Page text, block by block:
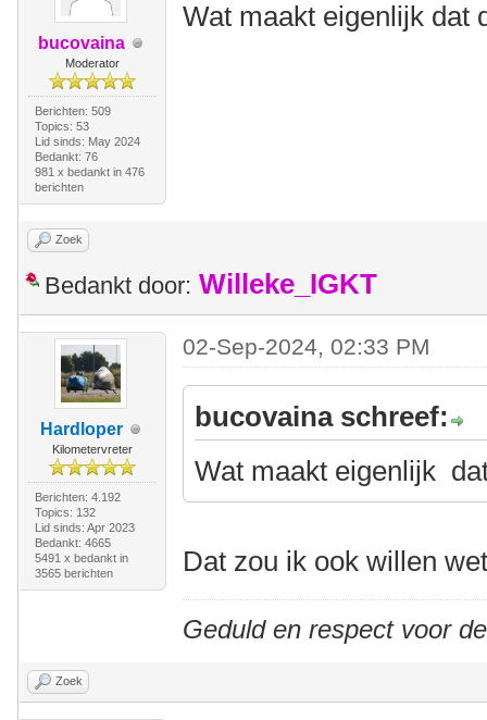
bucovaina
Moderator
Berichten: 509
Topics: 53
Lid sinds: May 2024
Bedankt: 76
981 x bedankt in 476
berichten
Wat maakt eigenlijk dat
Zoek
Bedankt door: Willeke_IGKT
Hardloper
Kilometervreter
Berichten: 4.192
Topics: 132
Lid sinds: Apr 2023
Bedankt: 4665
5491 x bedankt in
3565 berichten
02-Sep-2024, 02:33 PM
bucovaina schreef:
Wat maakt eigenlijk
Dat zou ik ook willen
Geduld en respect voor
Zoek